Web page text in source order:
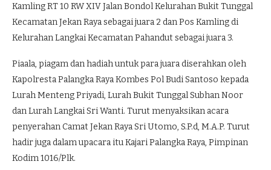
Kamling RT 10 RW XIV Jalan Bondol Kelurahan Bukit Tunggal
Kecamatan Jekan Raya sebagai juara 2 dan Pos Kamling di
Kelurahan Langkai Kecamatan Pahandut sebagai juara 3.
Piaala, piagam dan hadiah untuk para juara diserahkan oleh
Kapolresta Palangka Raya Kombes Pol Budi Santoso kepada
Lurah Menteng Priyadi, Lurah Bukit Tunggal Subhan Noor
dan Lurah Langkai Sri Wanti. Turut menyaksikan acara
penyerahan Camat Jekan Raya Sri Utomo, S.P.d, M.A.P. Turut
hadir juga dalam upacara itu Kajari Palangka Raya, Pimpinan
Kodim 1016/Plk.